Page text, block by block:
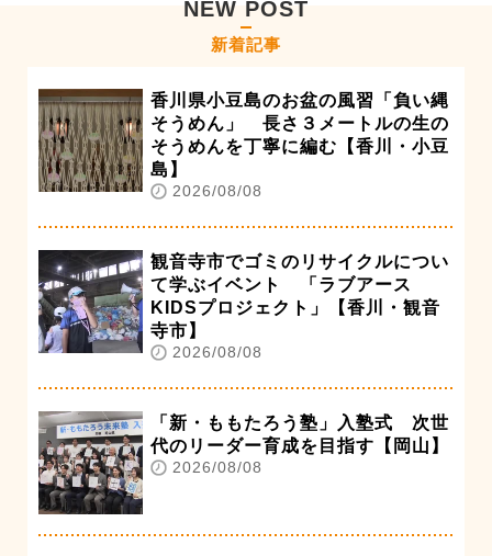
NEW POST
新着記事
香川県小豆島のお盆の風習「負い縄
そうめん」 長さ３メートルの生の
そうめんを丁寧に編む【香川・小豆
島】
2026/08/08
観音寺市でゴミのリサイクルについ
て学ぶイベント 「ラブアース
KIDSプロジェクト」【香川・観音
寺市】
2026/08/08
「新・ももたろう塾」入塾式 次世
代のリーダー育成を目指す【岡山】
2026/08/08